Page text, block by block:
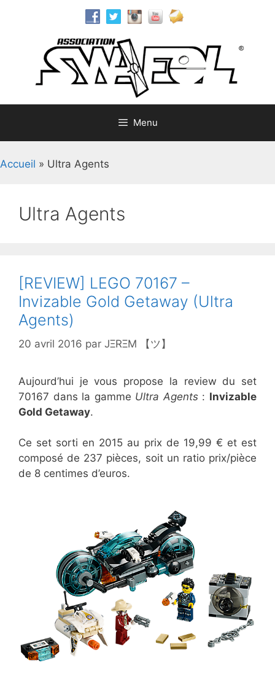
Menu
Accueil » Ultra Agents
Ultra Agents
[REVIEW] LEGO 70167 –
Invizable Gold Getaway (Ultra
Agents)
20 avril 2016 par JΞRΞM 【ツ】
Aujourd’hui je vous propose la review du set
70167 dans la gamme Ultra Agents: Invizable
Gold Getaway.
Ce set sorti en 2015 au prix de 19,99 € et est
composé de 237 pièces, soit un ratio prix/pièce
de 8 centimes d’euros.